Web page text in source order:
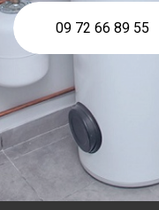
09 72 66 89 55